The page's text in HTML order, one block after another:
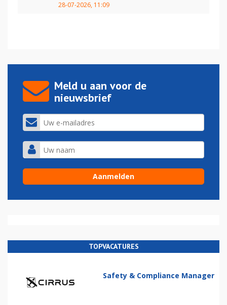
28-07-2026, 11:09
Meld u aan voor de
nieuwsbrief
TOPVACATURES
Safety & Compliance Manager